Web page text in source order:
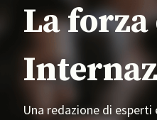
La
Una redazione di